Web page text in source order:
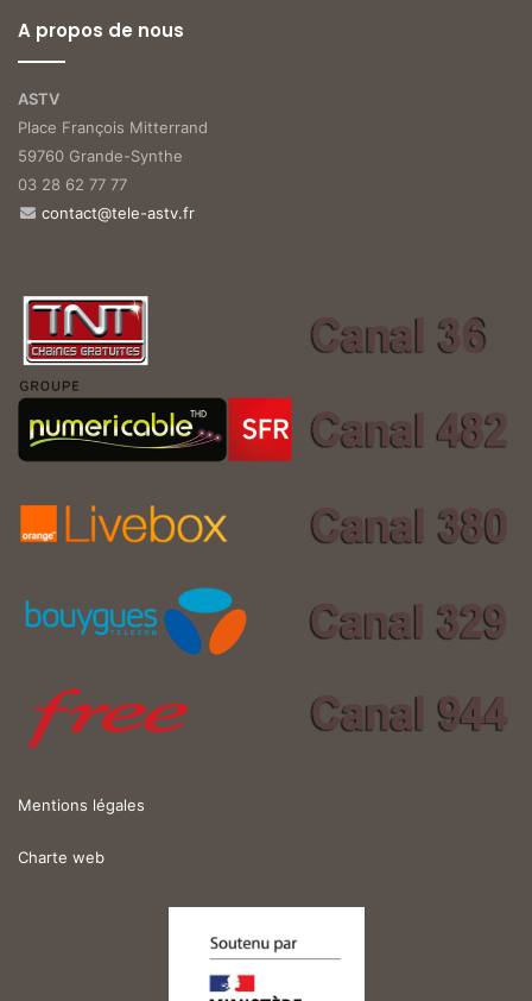
A propos de nous
ASTV
Place François Mitterrand
59760 Grande-Synthe
03 28 62 77 77
contact@tele-astv.fr
Mentions légales
Charte web